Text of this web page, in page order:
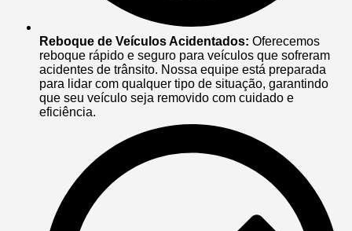
Reboque de Veículos Acidentados: Oferecemos
reboque rápido e seguro para veículos que sofreram
acidentes de trânsito. Nossa equipe está preparada
para lidar com qualquer tipo de situação, garantindo
que seu veículo seja removido com cuidado e
eficiência.